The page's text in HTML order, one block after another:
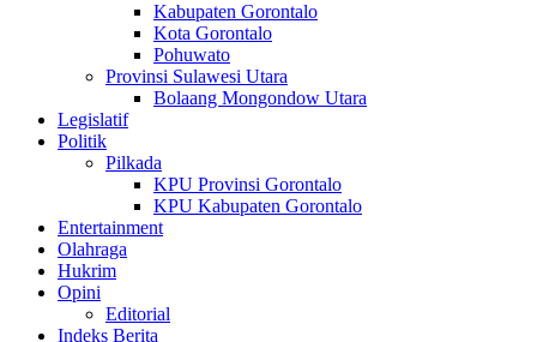
Kabupaten Gorontalo
Kota Gorontalo
Pohuwato
Provinsi Sulawesi Utara
Bolaang Mongondow Utara
Legislatif
Politik
Pilkada
KPU Provinsi Gorontalo
KPU Kabupaten Gorontalo
Entertainment
Olahraga
Hukrim
Opini
Editorial
Indeks Berita